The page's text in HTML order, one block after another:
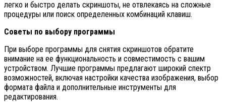
легко и быстро делать скриншоты, не отвлекаясь на сложные
процедуры или поиск определенных комбинаций клавиш.
Советы по выбору программы
При выборе программы для снятия скриншотов обратите
внимание на ее функциональность и совместимость с вашим
устройством. Лучшие программы предлагают широкий спектр
возможностей, включая настройки качества изображения, выбор
формата файла и дополнительные инструменты для
редактирования.